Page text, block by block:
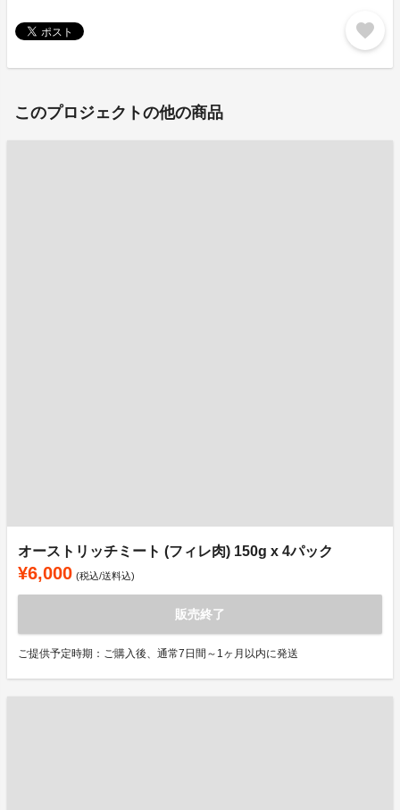
favorite
このプロジェクトの他の商品
オーストリッチミート (フィレ肉) 150g x 4パック
¥6,000 (税込/送料込)
販売終了
ご提供予定時期：ご購入後、通常7日間～1ヶ月以内に発送